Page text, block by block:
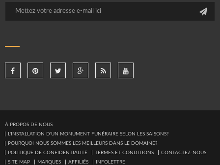
À PROPOS DE NOUS
L'INSTALLATION D'UN MONUMENT FUNÉRAIRE SELON LES SAISONS?
POURQUOI NOUS SOMMES LES MEILLEURS DANS LE DOMAINE?
POLITIQUE DE CONFIDENTIALITÉ
TERMES ET CONDITIONS
CONTACTEZ-NOUS
SITE MAP
MARQUES AFFILIÉS INFOLETTRE